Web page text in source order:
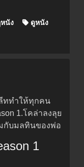
นัง
ดูหนัง
ททำให้ทุกคน
1.โคล่าลงลุย
กับมลทินของพ่อ
1